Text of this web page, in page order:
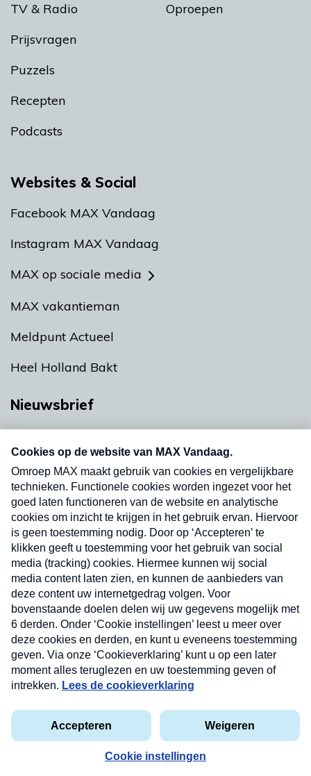
TV & Radio
Prijsvragen
Puzzels
Recepten
Podcasts
Oproepen
Websites & Social
Facebook MAX Vandaag
Instagram MAX Vandaag
MAX op sociale media
MAX vakantieman
Meldpunt Actueel
Heel Holland Bakt
Nieuwsbrief
nieuwsbrief. Elke vrijdag- en dinsdagochtend in
uw mailbox.
Verzend
Privacyverklaring
Cookieverklaring
Kwetsbaarheid melden
Copyright © 2026 MAX Vandaag - Omroep MAX
Nieuwsbrief
Neem hier een gratis abonnement op onze
nieuwsbrief. Elke vrijdag- en dinsdagochtend in uw